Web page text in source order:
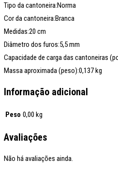
Tipo da cantoneira:Norma
Cor da cantoneira:Branca
Medidas:20 cm
Diâmetro dos furos:5,5 mm
Capacidade de carga das cantoneiras
Massa aproximada (peso):0,137 kg
Informação adicional
Peso 0,00 kg
Avaliações
Não há avaliações ainda.